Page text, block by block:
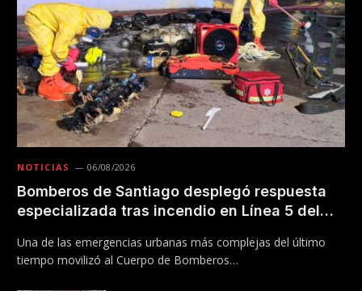
NOTICIAS 06/08/2026
Bomberos de Santiago desplegó respuesta
especializada tras incendio en Línea 5 del
Una de las emergencias urbanas más complejas del último
tiempo movilizó al Cuerpo de Bomberos…